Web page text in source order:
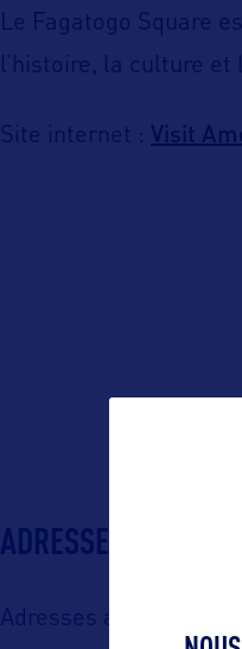
Le Fagatogo Square
l’histoire, la culture
Site internet : Visit
ADRESSES
Adresses aux USA :